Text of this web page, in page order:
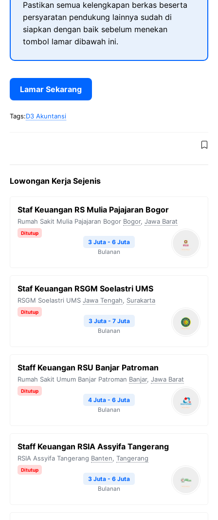
Pastikan semua kelengkapan berkas beserta
persyaratan pendukung lainnya sudah di
siapkan dengan baik sebelum menekan
tombol lamar dibawah ini.
Lamar Sekarang
Tags:D3 Akuntansi
Lowongan Kerja Sejenis
Staf Keuangan RS Mulia Pajajaran Bogor
Rumah Sakit Mulia Pajajaran Bogor Bogor, Jawa Barat
Ditutup
3 Juta - 6 Juta
Bulanan
Staf Keuangan RSGM Soelastri UMS
RSGM Soelastri UMS Jawa Tengah, Surakarta
Ditutup
3 Juta - 7 Juta
Bulanan
Staff Keuangan RSU Banjar Patroman
Rumah Sakit Umum Banjar Patroman Banjar, Jawa Barat
Ditutup
4 Juta - 6 Juta
Bulanan
Staff Keuangan RSIA Assyifa Tangerang
RSIA Assyifa Tangerang Banten, Tangerang
Ditutup
3 Juta - 6 Juta
Bulanan